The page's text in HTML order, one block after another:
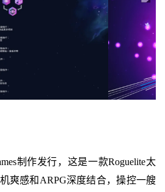
制作发行，这是一款Roguelite太
爽感和ARPG深度结合，操控一艘